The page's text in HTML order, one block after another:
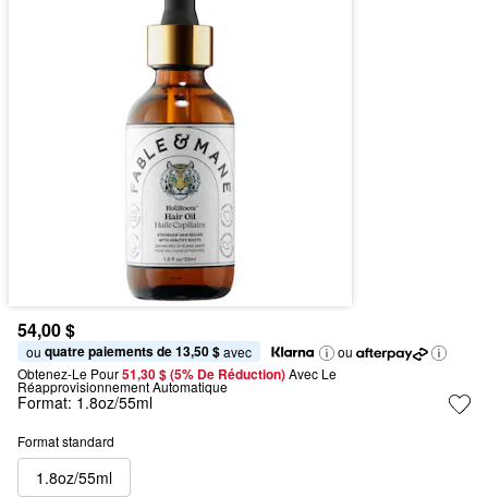
54,00 $
ou quatre paiements de 13,50 $ avec
ou
Obtenez-Le Pour51,30 $ (5% De Réduction) Avec Le
Réapprovisionnement Automatique
Format: 1.8oz/55ml
Format standard
1.8oz/55ml